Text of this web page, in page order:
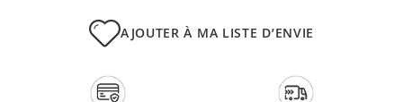
AJOUTER À MA LISTE D’ENVIE